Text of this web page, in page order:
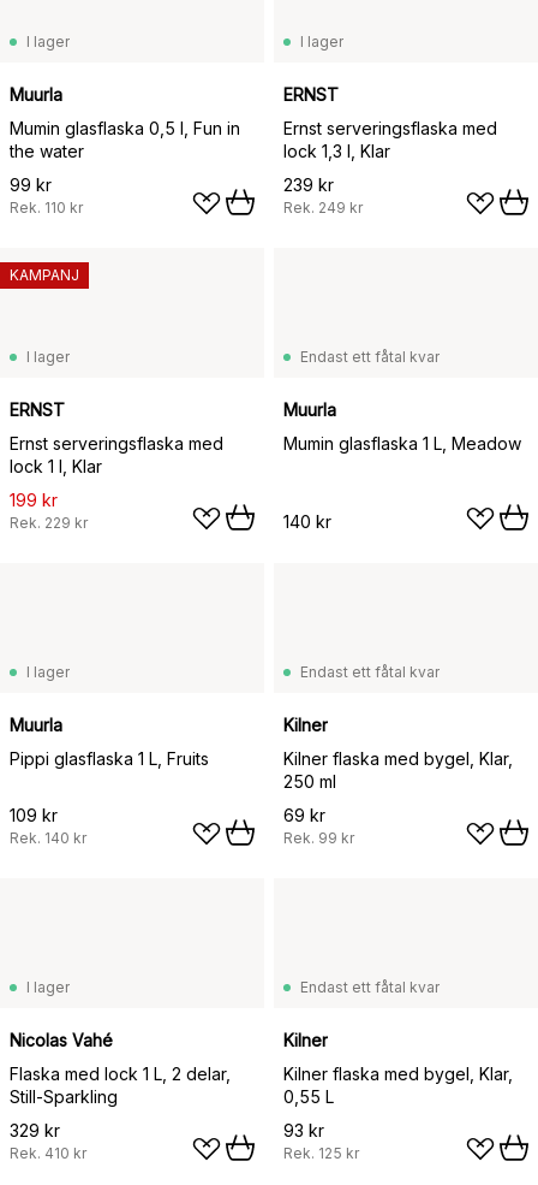
I lager
Muurla
Mumin glasflaska 0,5 l, Fun in
the water
99 kr
Rek. 110 kr
I lager
ERNST
Ernst serveringsflaska med
lock 1,3 l, Klar
239 kr
Rek. 249 kr
I lager
ERNST
Ernst serveringsflaska med
lock 1 l, Klar
199 kr
Rek. 229 kr
KAMPANJ
Endast ett fåtal kvar
Muurla
Mumin glasflaska 1 L, Meadow
140 kr
I lager
Muurla
Pippi glasflaska 1 L, Fruits
109 kr
Rek. 140 kr
Endast ett fåtal kvar
Kilner
Kilner flaska med bygel, Klar,
250 ml
69 kr
Rek. 99 kr
I lager
Nicolas Vahé
Flaska med lock 1 L, 2 delar,
Still-Sparkling
329 kr
Rek. 410 kr
Endast ett fåtal kvar
Kilner
Kilner flaska med bygel, Klar,
0,55 L
93 kr
Rek. 125 kr